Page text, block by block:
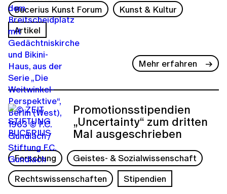
Bucerius Kunst Forum
Kunst & Kultur
Artikel
Mehr erfahren
Promotionsstipendien
„Uncertainty“ zum dritten
Mal ausgeschrieben
Forschung
Geistes- & Sozialwissenschaft
Rechtswissenschaften
Stipendien